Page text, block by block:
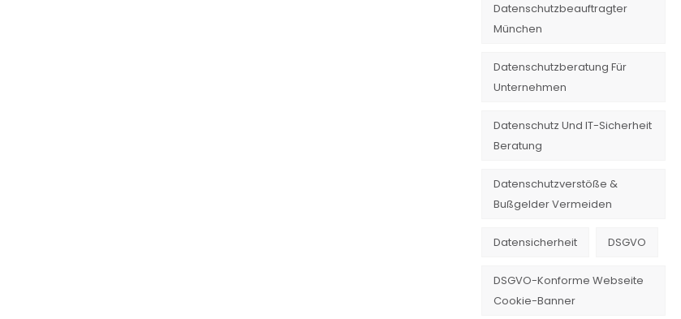
Datenschutzbeauftragter
München
Datenschutzberatung Für
Unternehmen
Datenschutz Und IT-Sicherheit
Beratung
Datenschutzverstöße &
Bußgelder Vermeiden
Datensicherheit DSGVO
DSGVO-Konforme Webseite
Cookie-Banner